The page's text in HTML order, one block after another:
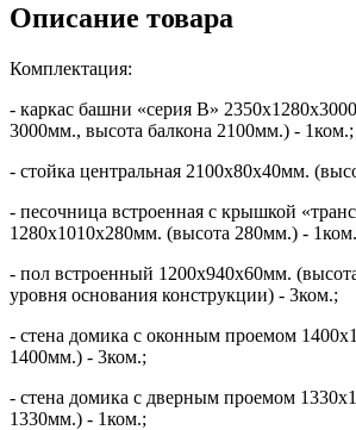
Описание товара
Комплектация:
- каркас башни «серия В»
3000мм., высота балкона 2100мм.) - 1ком.;
- стойка центральная 2100х80х40мм.
- песочница встроенная с крышкой
1280х1010х280мм. (высота 280мм.) -
- пол встроенный 1200х940х60мм.
уровня основания конструкции) - 3ком.;
- стена домика с оконным проемом
1400мм.) - 3ком.;
- стена домика с дверным проемом
1330мм.) - 1ком.;